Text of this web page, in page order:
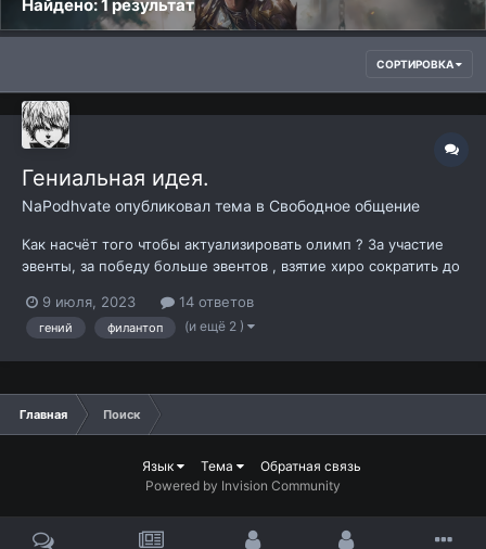
Найдено: 1 результат
СОРТИРОВКА
Гениальная идея.
NaPodhvate опубликовал тема в Свободное общение
Как насчёт того чтобы актуализировать олимп ? За участие
эвенты, за победу больше эвентов , взятие хиро сократить до
9 июля, 2023
14 ответов
гений филантоп (и ещё 2 )
Главная Поиск
Язык Тема
Обратная связь
Powered by Invision Community